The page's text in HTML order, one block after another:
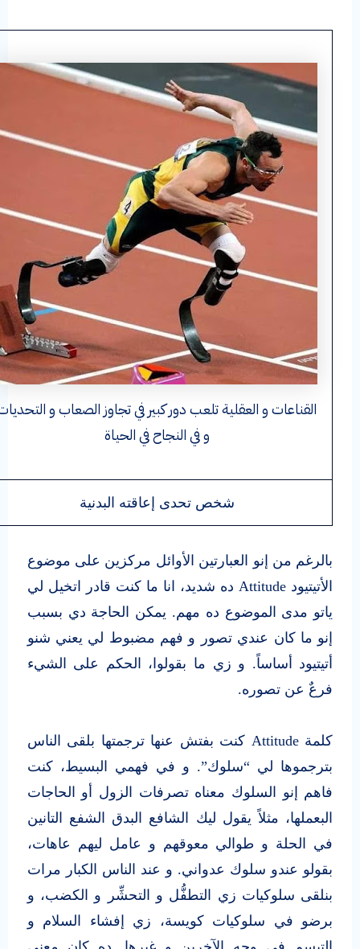
القناعات و العقلية تلعب دور كبير في تجاوز الصعاب و التحديات
و في النجاح في الحياة
شخص تحدى إعاقته البدنية
بالرغم من إنو العبارتين الأوائل مركزين على موضوع
الأتيتيود Attitude ده شديد، انا ما كنت قادر اتخيل لي
ياتو مدى الموضوع ده مهم. يمكن الحاجة دي بسبب
إنو ما كان عندي تصور و فهم مضبوط لي يعني شنو
أتيتيود أساساً. و زي ما بقولوا، الحكم على الشيء
فرعٌ عن تصوره.
كلمة Attitude كنت بفتش عنها ترجمتها بلقى الناس
بترجموها لي “سلوك”. و في فهمي البسيط، كنت
فاهم إنو السلوك معناه تصرفات الزول أو الحاجات
البعملها، مثلاً يقول ليك الشافع البدق الشفع التانين
في الحلة و طوالي معوقهم و عامل ليهم عاهات،
بقولو عندو سلوك عدواني. و عند الناس الكبار مرات
بنلقى سلوكيات زي التطفُّل و التحشِّر و الكضب، و
برضو في سلوكيات كويسة، زي إفشاء السلام و